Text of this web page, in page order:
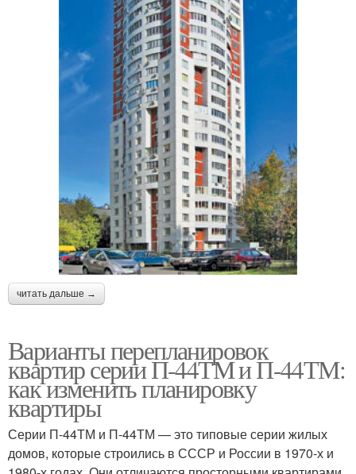
читать дальше →
Варианты перепланировок
квартир серии П-44ТМ и П-44ТМ:
как изменить планировку
квартиры
Серии П-44ТМ и П-44ТМ — это типовые серии жилых
домов, которые строились в СССР и России в 1970-х и